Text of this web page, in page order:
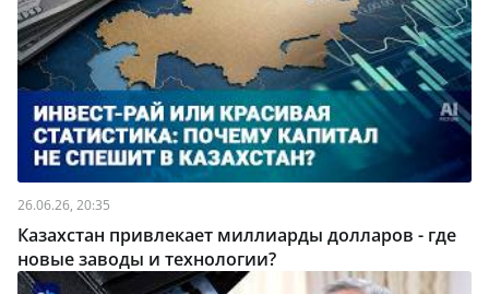
26.06.26, 20:35
Казахстан привлекает миллиарды долларов - где
новые заводы и технологии?